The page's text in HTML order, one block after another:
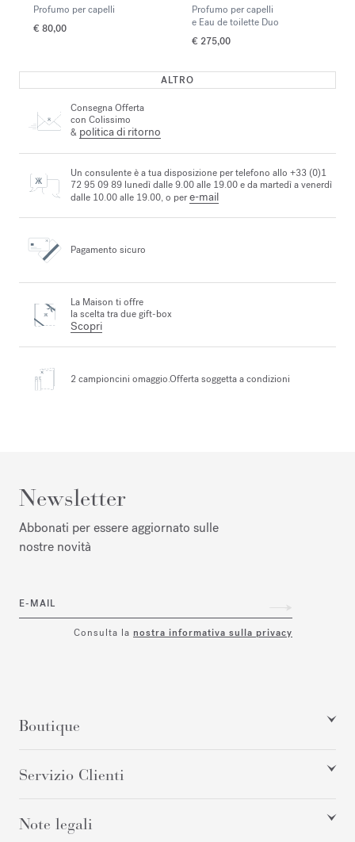
Profumo per capelli
€ 80,00
Profumo per capelli
e Eau de toilette Duo
€ 275,00
ALTRO
Consegna Offerta
con Colissimo
& politica di ritorno
Un consulente è a tua disposizione per telefono allo +33 (0)1
72 95 09 89 lunedì dalle 9.00 alle 19.00 e da martedì a venerdì
dalle 10.00 alle 19.00, o pere-mail
Pagamento sicuro
La Maison ti offre
la scelta tra due gift-box
Scopri
2 campioncini omaggio.Offerta soggetta a condizioni
Newsletter
Abbonati per essere aggiornato sulle
nostre novità
E-MAIL
Consulta la nostra informativa sulla privacy
Boutique
Servizio Clienti
Note legali